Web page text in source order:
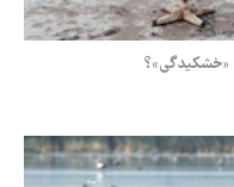
«خشکیدگی»؟